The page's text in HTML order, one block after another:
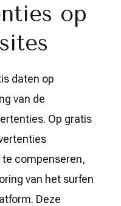
op
daten op
van de
Op gratis
compenseren,
van het surfen
Deze